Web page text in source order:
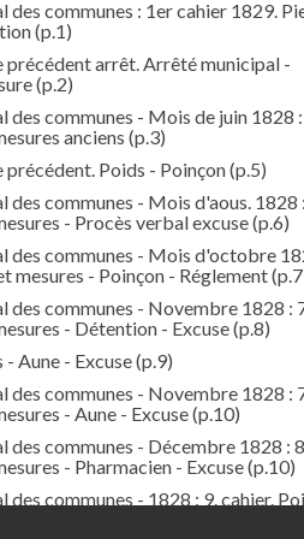
des communes : 1er cahier 1829.
(p.1)
précédent arrêt. Arrêté municipal -
(p.2)
des communes - Mois de juin 1828
anciens (p.3)
Poids - Poinçon(p.5)
des communes - Mois d'aous. 1828
- Procès verbal excuse(p.6)
des communes - Mois d'octobre
mesures - Poinçon - Réglement
des communes - Novembre 1828 :
- Détention - Excuse(p.8)
- Aune - Excuse(p.9)
des communes - Novembre 1828 :
- Aune - Excuse(p.10)
des communes - Décembre 1828 :
- Pharmacien - Excuse(p.10)
des communes - 1828 : 9. cahier.